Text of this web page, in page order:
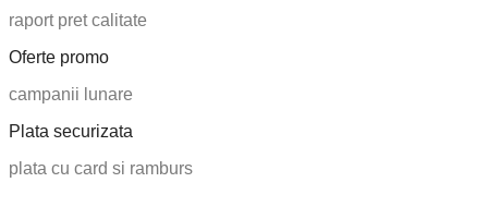
raport pret calitate
Oferte promo
campanii lunare
Plata securizata
plata cu card si ramburs